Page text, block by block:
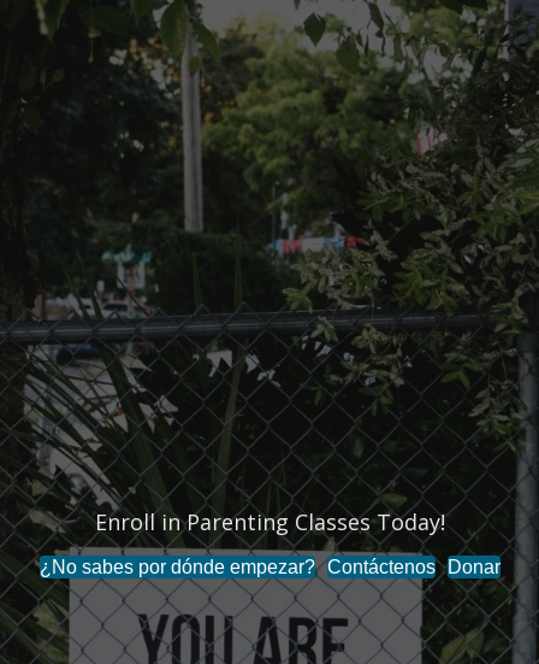
Enroll in Parenting Classes Today!
¿No sabes por dónde empezar? Contáctenos Donar